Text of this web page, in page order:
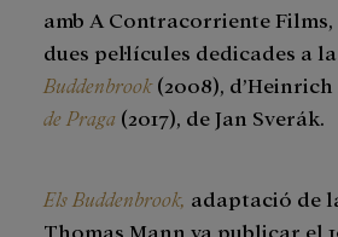
amb A Contracorriente
dues pel·lícules dedicades a
Buddenbrook(2008),
de Praga (2017), de Jan Sverák.
Els Buddenbrook, adaptació de
Thomas Mann va publicar el